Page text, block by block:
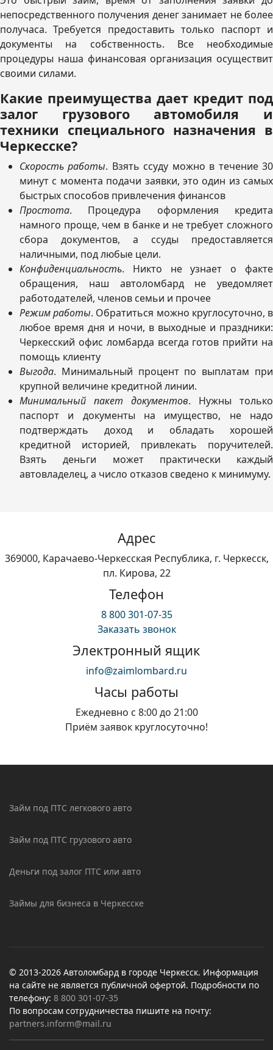
непосредственного получения денег занимает не более
получаса. Требуется предоставить только паспорт и
документы на собственность. Все необходимые
процедуры наша финансовая организация осуществит
своими силами.
Какие преимущества дает кредит под
залог грузового автомобиля и
техники специального назначения в
Черкесске?
Скорость работы. Взять ссуду можно в течение 30
минут с момента подачи заявки, это один из самых
быстрых способов привлечения финансов
Простота. Процедура оформления кредита
намного проще, чем в банке и не требует сложного
сбора документов, а ссуды предоставляется
наличными, под любые цели.
Конфиденциальность. Никто не узнает о факте
обращения, наш автоломбард не уведомляет
работодателей, членов семьи и прочее
Режим работы. Обратиться можно круглосуточно, в
любое время дня и ночи, в выходные и праздники:
Черкесский офис ломбарда всегда готов прийти на
помощь клиенту
Выгода. Минимальный процент по выплатам при
крупной величине кредитной линии.
Минимальный пакет документов. Нужны только
паспорт и документы на имущество, не надо
подтверждать доход и обладать хорошей
кредитной историей, привлекать поручителей.
Взять деньги может практически каждый
автовладелец, а число отказов сведено к минимуму.
Адрес
369000, Карачаево-Черкесская Республика, г. Черкесск,
пл. Кирова, 22
Телефон
8 800 301-07-35
Заказать звонок
Электронный ящик
info@zaimlombard.ru
Часы работы
Ежедневно с 8:00 до 21:00
Приём заявок круглосуточно!
Займ под ПТС легкового авто
Займ под ПТС грузового авто
Деньги под залог ПТС или авто
Займы для бизнеса в Черкесске
© 2013-2026 Автоломбард в городе Черкесск. Информация
на сайте не является публичной офертой. Подробности по
телефону: 8 800 301-07-35
По вопросам сотрудничества пишите на почту:
partners.inform@mail.ru